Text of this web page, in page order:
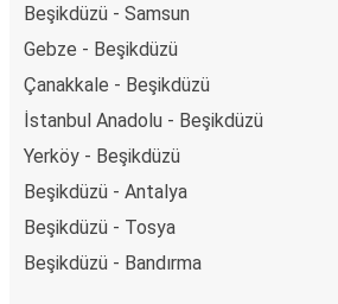
Beşikdüzü - Samsun
Gebze - Beşikdüzü
Çanakkale - Beşikdüzü
İstanbul Anadolu - Beşikdüzü
Yerköy - Beşikdüzü
Beşikdüzü - Antalya
Beşikdüzü - Tosya
Beşikdüzü - Bandırma